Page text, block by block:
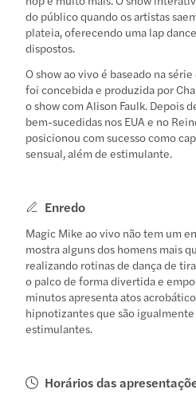
do público quando os artistas
plateia, oferecendo uma lap
dispostos.
O show ao vivo é baseado na
foi concebida e produzida por
o show com Alison Faulk. Depois
bem-sucedidas nos EUA e no
posicionou com sucesso como
sensual, além de estimulante.
Enredo
Magic Mike ao vivo não tem um
mostra alguns dos homens mais
realizando rotinas de dança de
o palco de forma divertida e
minutos apresenta atos
hipnotizantes que são
estimulantes.
Horários das